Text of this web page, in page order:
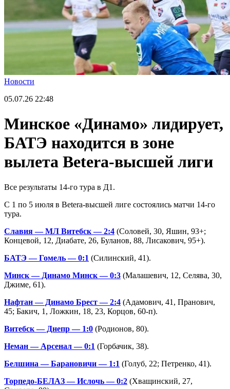
Новости
05.07.26 22:48
Минское «Динамо» лидирует,
БАТЭ находится в зоне
вылета Betera-высшей лиги
Все результаты 14-го тура в Д1.
С 1 по 5 июля в Betera-высшей лиге состоялись матчи 14-го
тура.
Славия — МЛ Витебск — 2:4 (Соловей, 30, Яшин, 93+;
Концевой, 12, Диабате, 26, Буланов, 88, Лисакович, 95+).
БАТЭ — Гомель — 0:1 (Силинский, 41).
Минск — Динамо Минск — 0:3 (Малашевич, 12, Селява, 30,
Джиме, 61).
Нафтан — Динамо Брест — 2:4 (Адамович, 41, Пранович,
45; Бакич, 1, Ложкин, 18, 23, Корцов, 60-п).
Витебск — Днепр — 1:0 (Родионов, 80).
Неман — Арсенал — 0:1 (Горбачик, 38).
Белшина — Барановичи — 1:1 (Голуб, 22; Петренко, 41).
Торпедо-БЕЛАЗ — Ислочь — 0:2 (Хващинский, 27,